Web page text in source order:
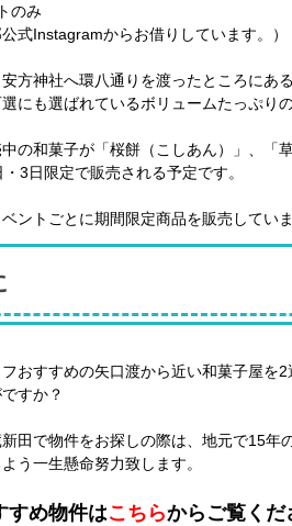
のみ
公式Instagramからお借りしています。）
方神社へ環八通りを渡ったところにあ
にも選ばれているボリュームたっぷり
の和菓子が「桜餅（こしあん）」、「
3日限定で販売される予定です。
ントごとに期間限定商品を販売してい
おすすめの矢口渡から近い和菓子屋を
すか？
田で物件をお探しの際は、地元で15
う一生懸命努力致します。
すめ物件はこちらからご覧くだ